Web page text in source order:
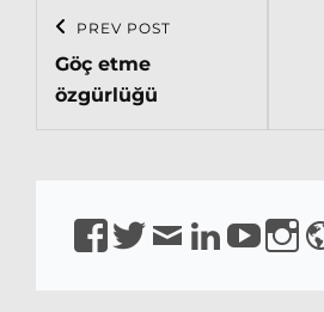
Post
navigation
Previous
Post
PREV POST
Göç etme
özgürlüğü
https://www.facebook.com/
https://Emailhttps://https://